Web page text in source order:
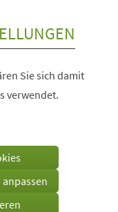
Sie sich damit
verwendet.